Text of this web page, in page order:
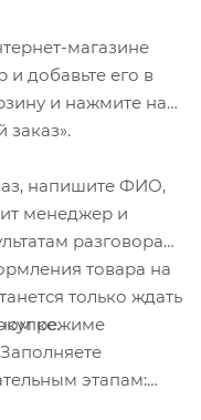
магазине
добавьте его в
и нажмите на
заказ».
напишите ФИО,
менеджер и
разговора
товара на
только ждать
режиме
этапам: